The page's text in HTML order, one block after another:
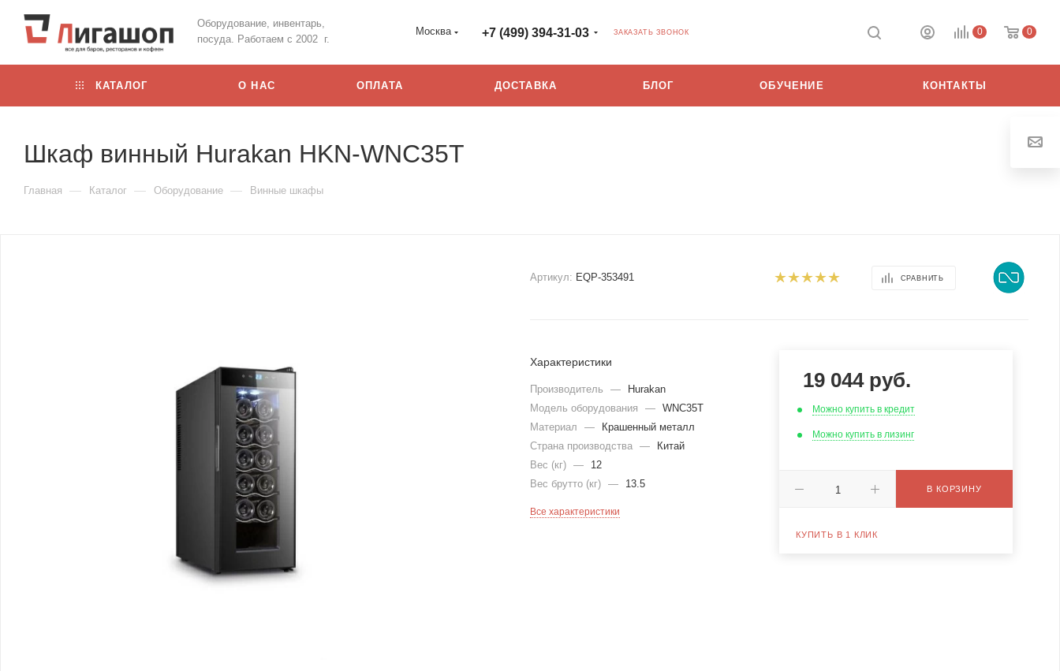
Оборудование, инвентарь,
посуда. Работаем с 2002 г.
Москва +7 (499) 394-31-03 ЗАКАЗАТЬ ЗВОНОК 0 0
КАТАЛОГ О НАС ОПЛАТА ДОСТАВКА БЛОГ ОБУЧЕНИЕ КОНТАКТЫ
Шкаф винный Hurakan HKN-WNC35T
Главная — Каталог — Оборудование — Винные шкафы
Артикул: EQP-353491 СРАВНИТЬ
Характеристики
Производитель —
Hurakan
Модель оборудования
— WNC35T
Материал
—
Крашенный металл
Страна производства —
Китай
Вес (кг) —
12
Вес брутто (кг) — 13.5
Все характеристики
19 044руб.
Можно купить в кредит
Можно купить в лизинг
В КОРЗИНУ
КУПИТЬ В 1 КЛИК